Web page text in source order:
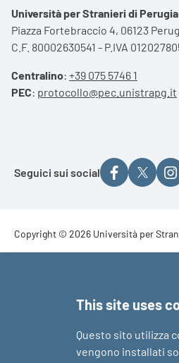
Università per Stranieri di Perugia
Piazza Fortebraccio 4, 06123
C.F. 80002630541 - P.IVA
Centralino: +39 075 5746 1
PEC: protocollo@pec.unistrapg.it
Seguici sui social
Footer -
Copyright © 2026 Università per
This site uses
Questo sito utilizza
vengono installati